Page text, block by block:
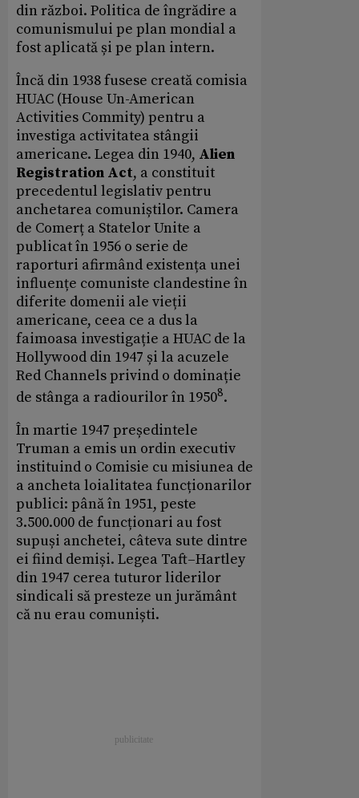
din război. Politica de îngrădire a
comunismului pe plan mondial a
fost aplicată și pe plan intern.
Încă din 1938 fusese creată comisia
HUAC (House Un-American
Activities Commity) pentru a
investiga activitatea stângii
americane. Legea din 1940, Alien
Registration Act, a constituit
precedentul legislativ pentru
anchetarea comuniștilor. Camera
de Comerț a Statelor Unite a
publicat în 1956 o serie de
raporturi afirmând existența unei
influențe comuniste clandestine în
diferite domenii ale vieții
americane, ceea ce a dus la
faimoasa investigație a HUAC de la
Hollywood din 1947 și la acuzele
Red Channels privind o dominație
de stânga a radiourilor în 19508.
În martie 1947 președintele
Truman a emis un ordin executiv
instituind o Comisie cu misiunea de
a ancheta loialitatea funcționarilor
publici: până în 1951, peste
3.500.000 de funcționari au fost
supuși anchetei, câteva sute dintre
ei fiind demiși. Legea Taft–Hartley
din 1947 cerea tuturor liderilor
sindicali să presteze un jurământ
că nu erau comuniști.